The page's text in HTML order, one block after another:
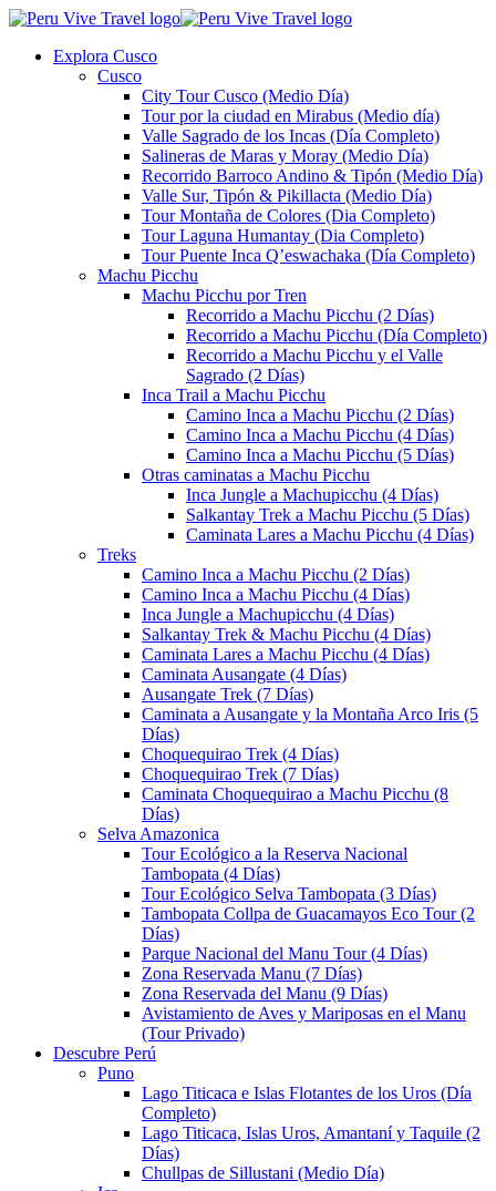
Explora Cusco
Cusco
City Tour Cusco (Medio Día)
Tour por la ciudad en Mirabus (Medio día)
Valle Sagrado de los Incas (Día Completo)
Salineras de Maras y Moray (Medio Día)
Recorrido Barroco Andino & Tipón (Medio Día)
Valle Sur, Tipón & Pikillacta (Medio Día)
Tour Montaña de Colores (Dia Completo)
Tour Laguna Humantay (Dia Completo)
Tour Puente Inca Q’eswachaka (Día Completo)
Machu Picchu
Machu Picchu por Tren
Recorrido a Machu Picchu (2 Días)
Recorrido a Machu Picchu (Día Completo)
Recorrido a Machu Picchu y el Valle
Sagrado (2 Días)
Inca Trail a Machu Picchu
Camino Inca a Machu Picchu (2 Días)
Camino Inca a Machu Picchu (4 Días)
Camino Inca a Machu Picchu (5 Días)
Otras caminatas a Machu Picchu
Inca Jungle a Machupicchu (4 Días)
Salkantay Trek a Machu Picchu (5 Días)
Caminata Lares a Machu Picchu (4 Días)
Treks
Camino Inca a Machu Picchu (2 Días)
Camino Inca a Machu Picchu (4 Días)
Inca Jungle a Machupicchu (4 Días)
Salkantay Trek & Machu Picchu (4 Días)
Caminata Lares a Machu Picchu (4 Días)
Caminata Ausangate (4 Días)
Ausangate Trek (7 Días)
Caminata a Ausangate y la Montaña Arco Iris (5
Días)
Choquequirao Trek (4 Días)
Choquequirao Trek (7 Días)
Caminata Choquequirao a Machu Picchu (8
Días)
Selva Amazonica
Tour Ecológico a la Reserva Nacional
Tambopata (4 Días)
Tour Ecológico Selva Tambopata (3 Días)
Tambopata Collpa de Guacamayos Eco Tour (2
Días)
Parque Nacional del Manu Tour (4 Días)
Zona Reservada Manu (7 Días)
Zona Reservada del Manu (9 Días)
Avistamiento de Aves y Mariposas en el Manu
(Tour Privado)
Descubre Perú
Puno
Lago Titicaca e Islas Flotantes de los Uros (Día
Completo)
Lago Titicaca, Islas Uros, Amantaní y Taquile (2
Días)
Chullpas de Sillustani (Medio Día)